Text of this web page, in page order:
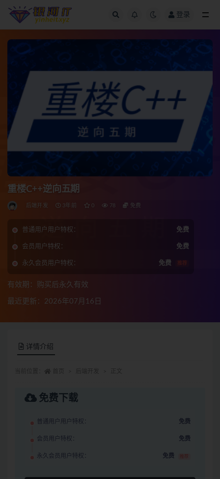
登录
重楼C++逆向五期
后端开发 3年前 0 78 免费
普通用户用户特权： 免费
会员用户特权： 免费
永久会员用户特权： 免费 推荐
有效期：购买后永久有效
最近更新：2026年07月16日
详情介绍
免费下载
普通用户用户特权： 免费
会员用户特权： 免费
永久会员用户特权： 免费 推荐